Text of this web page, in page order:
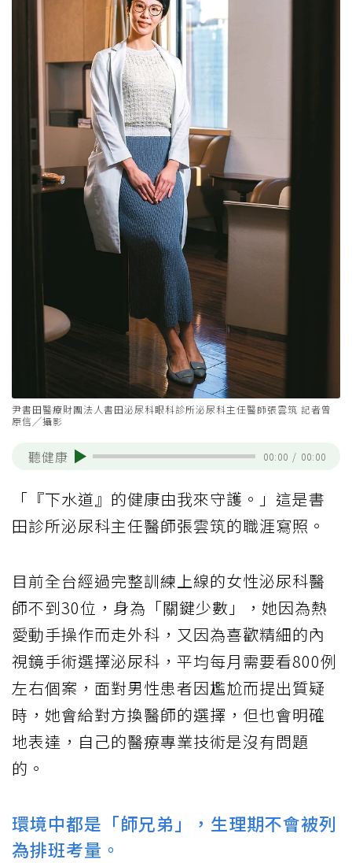
尹書田醫療財團法人書田泌尿科眼科診所泌尿科主任醫師張雲筑 記者曾
原信╱攝影
聽健康 00:00 / 00:00
「『下水道』的健康由我來守護。」這是書
田診所泌尿科主任醫師張雲筑的職涯寫照。
目前全台經過完整訓練上線的女性泌尿科醫
師不到30位，身為「關鍵少數」，她因為熱
愛動手操作而走外科，又因為喜歡精細的內
視鏡手術選擇泌尿科，平均每月需要看800例
左右個案，面對男性患者因尷尬而提出質疑
時，她會給對方換醫師的選擇，但也會明確
地表達，自己的醫療專業技術是沒有問題
的。
環境中都是「師兄弟」，生理期不會被列
為排班考量。